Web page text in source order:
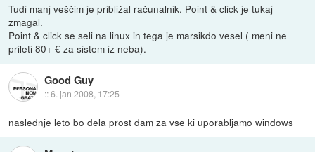
Tudi manj veščim je približal računalnik. Point & click je tukaj
zmagal.
Point & click se seli na linux in tega je marsikdo vesel ( meni ne
prileti 80+ € za sistem iz neba).
Good Guy
::6. jan 2008, 17:25
naslednje leto bo dela prost dam za vse ki uporabljamo windows